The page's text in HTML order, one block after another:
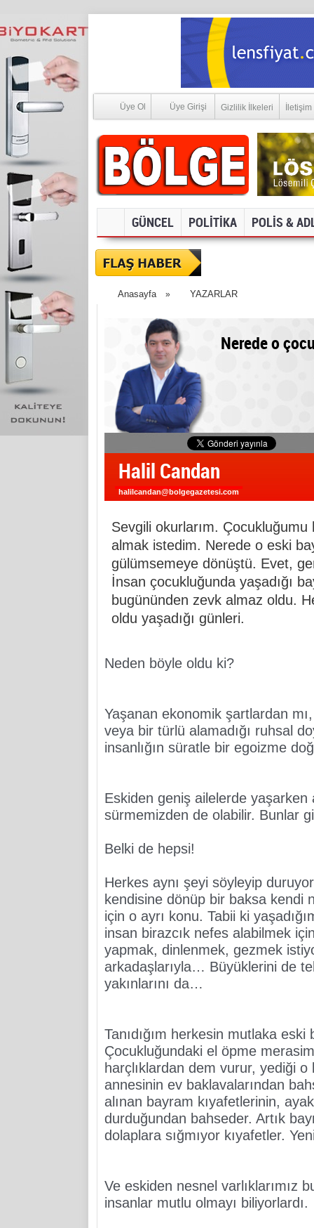
Üye Ol Üye Girişi Gizlilik İlkeleri İletişim
GÜNCEL POLİTİKA POLİS &
Anasayfa » YAZARLAR
Nerede o
Halil Candan
halilcandan@bolgegazetesi.com
Sevgili okurlarım.
almak istedim. Nerede o eski
gülümsemeye dönüştü. Evet,
İnsan çocukluğunda yaşadığı
bugününden zevk almaz oldu.
oldu yaşadığı günleri.
Neden böyle oldu ki?
Yaşanan ekonomik şartlardan
veya bir türlü alamadığı ruhsal
insanlığın süratle bir egoizme
Eskiden geniş ailelerde
sürmemizden de olabilir. Bunlar
Belki de hepsi!
Herkes aynı şeyi söyleyip
kendisine dönüp bir baksa kendi
için o ayrı konu. Tabii ki
insan birazcık nefes alabilmek
yapmak, dinlenmek, gezmek
arkadaşlarıyla… Büyüklerini de
yakınlarını da…
Tanıdığım herkesin mutlaka eski
Çocukluğundaki el öpme
harçlıklardan dem vurur, yediği
annesinin ev baklavalarından
alınan bayram kıyafetlerinin,
durduğundan bahseder. Artık
dolaplara sığmıyor kıyafetler.
Ve eskiden nesnel varlıklarımız
insanlar mutlu olmayı biliyorlardı.